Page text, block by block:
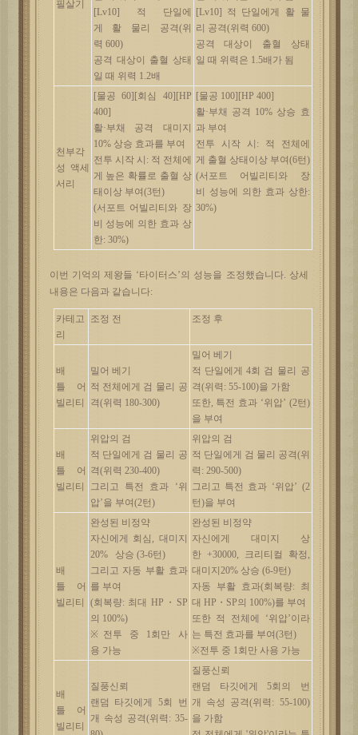
필살기
[Lv10] 적
단일에
게
활 물리 공격(위
력 600)
공격 대상이 출혈 상태
일 때 위력 1.2배
[Lv10] 적 단일에게 활 물
리 공격(위력 600)
공격
대상이 출혈
상태
일 때 위력은 1.5배가 됨
천부각
성
액세
서리
[물공 60][회심
40][HP
400]
활·부채 공격
대미지
10% 상승 효과를 부여
전투 시작 시 : 적 전체에
게 높은 확률로 출혈 상
태이상 부여(3턴)
(서포트 어빌리티와 장
비 성능에 의한 효과 상
한: 30%)
[물공 100][HP 400]
활·부채 공격 10% 상승 효
과 부여
전투
시작 시 : 적
전체에
게 출혈 상태이상 부여(6턴)
(서포트 어빌리티와
장
비 성능에 의한 효과 상한:
30%)
이번 기억의 제왕들 ‘타이터스’의 성능을 조정했습니다. 상세
내용은 다음과 같습니다:
카테고
리
조정 전 조정 후
배
틀
어
빌리티
밀어 베기
적 전체에게 검 물리
공
격(위력 180-300)
밀어 베기
적 단일에게 4회 검 물리
공
격(위력 : 55-100)을 가함
또한, 특전 효과 ‘위압’ (2턴)
을 부여
배
틀
어
빌리티
위압의 검
적 단일에게 검 물리
공
격(위력 230-400)
그리고
특전 효과 ‘위
압’을 부여 (2턴)
위압의 검
적 단일에게 검 물리 공격(위
력 : 290-500)
그리고 특전 효과 ‘위압’ (2
턴)을 부여
배
틀
어
빌리티
완성된 비정약
자신에게
회심 , 대미지
20%
상승 (3-6턴)
그리고 자동 부활 효과
를 부여
(회복량: 최대 HP・SP
의 100%)
※ 전투 중 1회만
사
용 가능
완성된 비정약
자신에게
대미지
상
한 +30000, 크리티컬 확정 ,
대미지 20% 상승 (6-9턴)
자동
부활 효과(회복량:
최
대 HP・SP의 100%)를 부여
또한 적 전체에 ‘위압’이라
는 특전 효과를 부여 (3턴)
※전투 중 1회만 사용 가능
배
틀
어
빌리티
질풍신뢰
랜덤
타깃에게 5회 번
개
속성 공격(위력 : 35-
질풍신뢰
랜덤
타깃에게 5회의 번
개
속성 공격(위력 : 55-100)
을 가함